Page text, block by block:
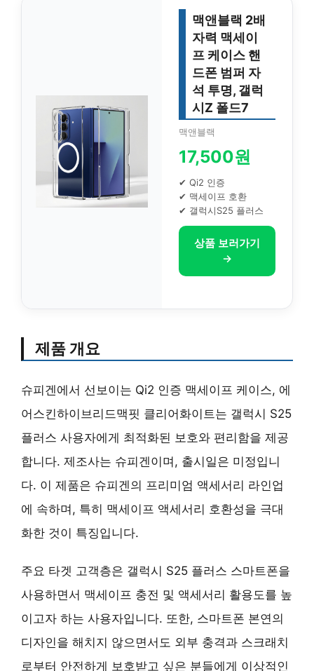
맥앤블랙 2배
자력 맥세이
프 케이스 핸
드폰 범퍼 자
석 투명, 갤럭
시Z 폴드7
맥앤블랙
17,500원
✔ Qi2 인증
✔ 맥세이프 호환
✔ 갤럭시S25 플러스
상품 보러가기
→
제품 개요
슈피겐에서 선보이는 Qi2 인증 맥세이프 케이스, 에
어스킨하이브리드맥핏 클리어화이트는 갤럭시 S25
플러스 사용자에게 최적화된 보호와 편리함을 제공
합니다. 제조사는 슈피겐이며, 출시일은 미정입니
다. 이 제품은 슈피겐의 프리미엄 액세서리 라인업
에 속하며, 특히 맥세이프 액세서리 호환성을 극대
화한 것이 특징입니다.
주요 타겟 고객층은 갤럭시 S25 플러스 스마트폰을
사용하면서 맥세이프 충전 및 액세서리 활용도를 높
이고자 하는 사용자입니다. 또한, 스마트폰 본연의
디자인을 해치지 않으면서도 외부 충격과 스크래치
로부터 안전하게 보호받고 싶은 분들에게 이상적인